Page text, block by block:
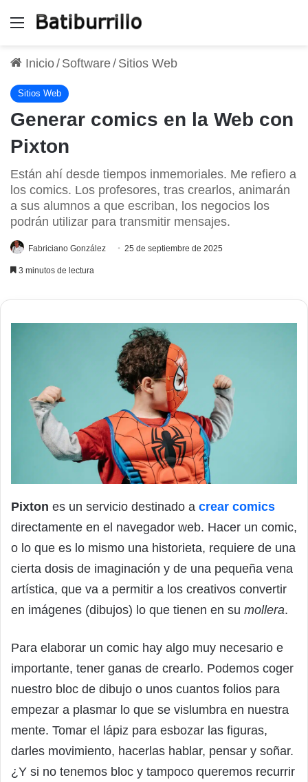
Menú
Inicio/ Software/ Sitios Web
Sitios Web
Generar comics en la Web con
Pixton
Están ahí desde tiempos inmemoriales. Me refiero a
los comics. Los profesores, tras crearlos, animarán
a sus alumnos a que escriban, los negocios los
podrán utilizar para transmitir mensajes.
Fabriciano González 25 de septiembre de 2025
3 minutos de lectura
Pixton es un servicio destinado a crear comics
directamente en el navegador web. Hacer un comic,
o lo que es lo mismo una historieta, requiere de una
cierta dosis de imaginación y de una pequeña vena
artística, que va a permitir a los creativos convertir
en imágenes (dibujos) lo que tienen en su mollera.
Para elaborar un comic hay algo muy necesario e
importante, tener ganas de crearlo. Podemos coger
nuestro bloc de dibujo o unos cuantos folios para
empezar a plasmar lo que se vislumbra en nuestra
mente. Tomar el lápiz para esbozar las figuras,
darles movimiento, hacerlas hablar, pensar y soñar.
¿Y si no tenemos bloc y tampoco queremos recurrir